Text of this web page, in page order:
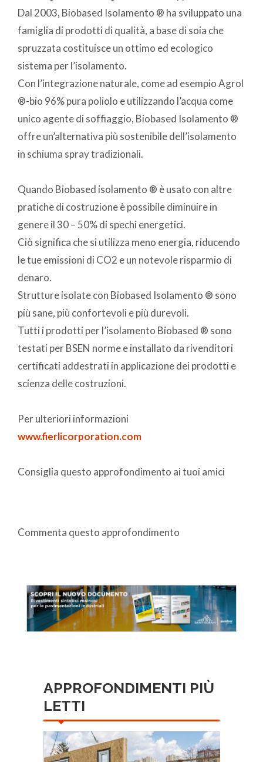
Dal 2003, Biobased Isolamento ® ha sviluppato una
famiglia di prodotti di qualità, a base di soia che
spruzzata costituisce un ottimo ed ecologico
sistema per l’isolamento.
Con l’integrazione naturale, come ad esempio Agrol
®-bio 96% pura poliolo e utilizzando l’acqua come
unico agente di soffiaggio, Biobased Isolamento ®
offre un’alternativa più sostenibile dell’isolamento
in schiuma spray tradizionali.
Quando Biobased isolamento ® è usato con altre
pratiche di costruzione è possibile diminuire in
genere il 30 – 50% di spechi energetici.
Ciò significa che si utilizza meno energia, riducendo
le tue emissioni di CO2 e un notevole risparmio di
denaro.
Strutture isolate con Biobased Isolamento ® sono
più sane, più confortevoli e più durevoli.
Tutti i prodotti per l’isolamento Biobased ® sono
testati per BSEN norme e installato da rivenditori
certificati addestrati in applicazione dei prodotti e
scienza delle costruzioni.
Per ulteriori informazioni
www.fierlicorporation.com
Consiglia questo approfondimento ai tuoi amici
Commenta questo approfondimento
APPROFONDIMENTI PIÙ
LETTI